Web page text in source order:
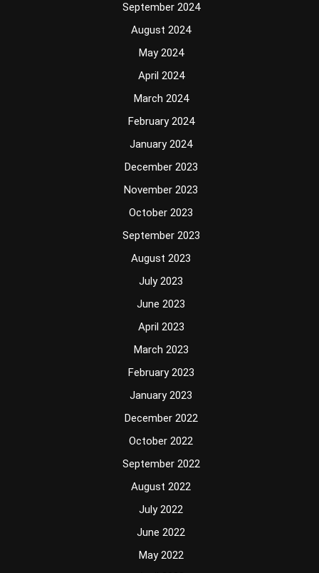
September 2024
August 2024
May 2024
April 2024
March 2024
February 2024
January 2024
December 2023
November 2023
October 2023
September 2023
August 2023
July 2023
June 2023
April 2023
March 2023
February 2023
January 2023
December 2022
October 2022
September 2022
August 2022
July 2022
June 2022
May 2022